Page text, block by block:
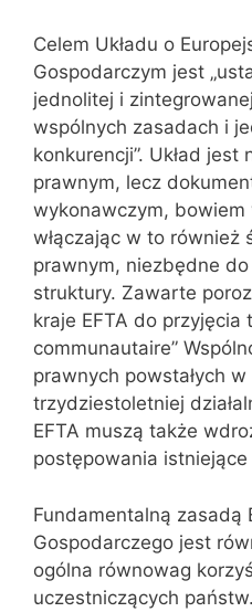
Celem Układu o
Gospodarczym jest
jednolitej i
wspólnych zasadach i
konkurencji”. Układ
prawnym, lecz
wykonawczym,
włączając w to również
prawnym, niezbędne
struktury. Zawarte
kraje EFTA do przyjęcia
communautaire”
prawnych powstałych w
trzydziestoletniej
EFTA muszą także
postępowania
Fundamentalną zasadą
Gospodarczego jest
ogólna równowag
uczestniczących